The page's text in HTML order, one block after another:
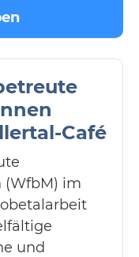
Café
(WfbM) im
und